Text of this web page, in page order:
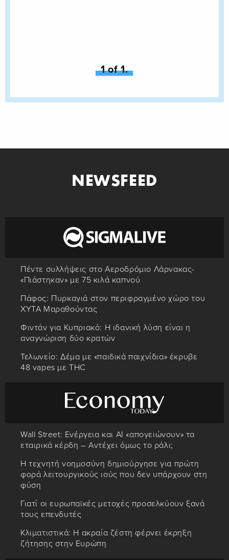
You're on page
1 of 1.
NEWSFEED
Πέντε συλλήψεις στο Αεροδρόμιο Λάρνακας-
«Πιάστηκαν» με 75 κιλά καπνού
Πάφος: Πυρκαγιά στον περιφραγμένο χώρο του
ΧΥΤΑ Μαραθούντας
Φιντάν για Κυπριακό: Η ιδανική λύση είναι η
αναγνώριση δύο κρατών
Τελωνείο: Δέμα με «παιδικά παιχνίδια» έκρυβε
48 vapes με THC
Wall Street: Ενέργεια και AI «απογειώνουν» τα
εταιρικά κέρδη – Αντέχει όμως το ράλι;
Η τεχνητή νοημοσύνη δημιούργησε για πρώτη
φορά λειτουργικούς ιούς που δεν υπάρχουν στη
φύση
Γιατί οι ευρωπαϊκές μετοχές προσελκύουν ξανά
τους επενδυτές
Κλιματιστικά: Η ακραία ζέστη φέρνει έκρηξη
ζήτησης στην Ευρώπη